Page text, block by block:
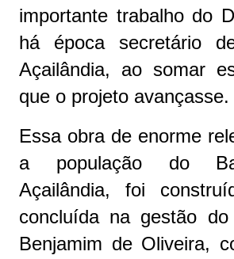
importante trabalho do
há época secretário
Açailândia, ao somar
que o projeto avançasse.
Essa obra de enorme
a população do
Açailândia, foi
concluída na gestão
Benjamim de Oliveira,